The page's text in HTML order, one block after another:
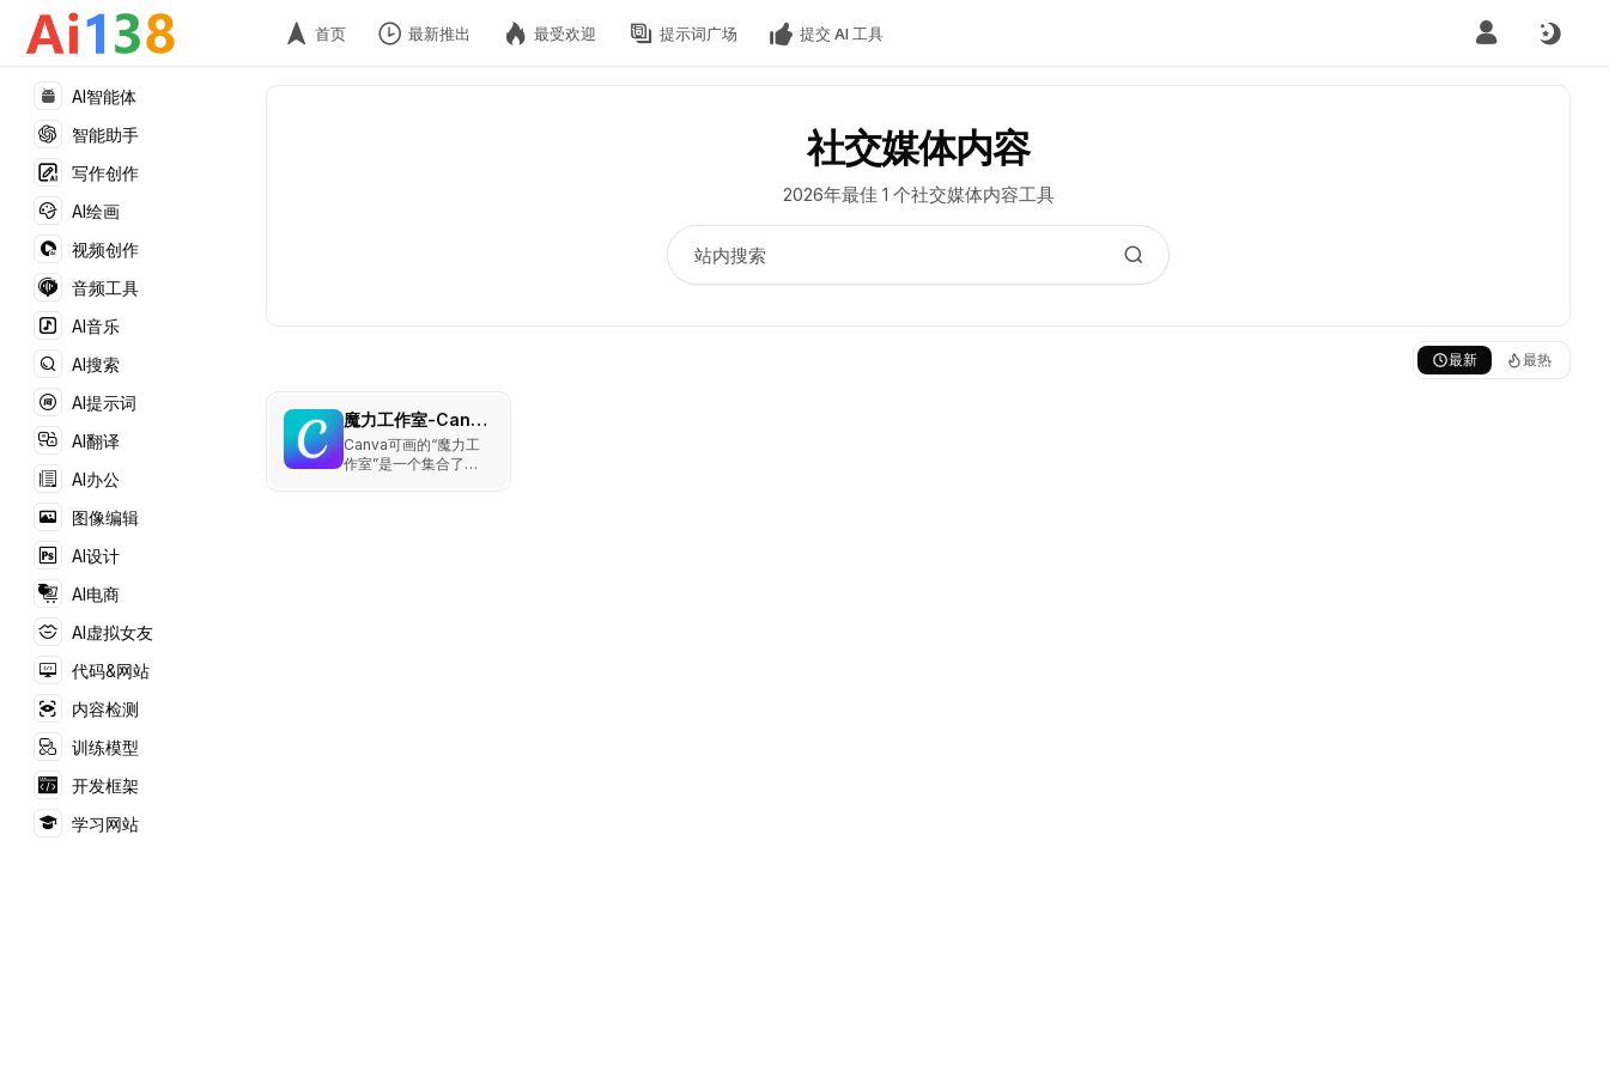
AI智能体
智能助手
写作创作
AI绘画
视频创作
音频工具
AI音乐
AI搜索
AI提示词
AI翻译
AI办公
图像编辑
AI设计
AI电商
AI虚拟女友
代码&网站
内容检测
训练模型
开发框架
学习网站
首页 最新推出 最受欢迎 提示词广场 提交 AI 工具
社交媒体内容
2026年最佳 1 个社交媒体内容工具
最新 最热
魔力工作室-Canva可画
Canva可画的“魔力工
作室”是一个集合了多